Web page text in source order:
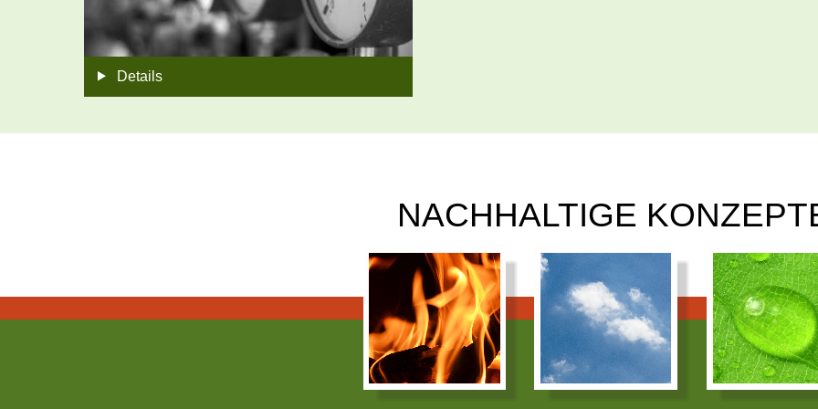
Details
NACHHALTIGE